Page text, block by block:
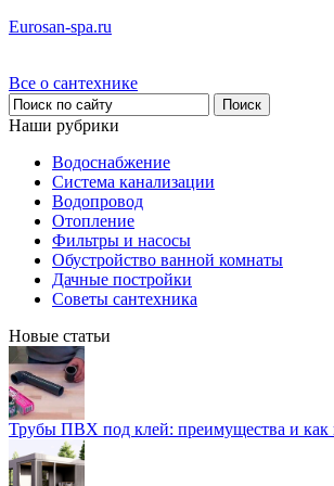
Eurosan-spa.ru
Все о сантехнике
Наши рубрики
Водоснабжение
Система канализации
Водопровод
Отопление
Фильтры и насосы
Обустройство ванной комнаты
Дачные постройки
Советы сантехника
Новые статьи
Трубы ПВХ под клей: преимущества и как